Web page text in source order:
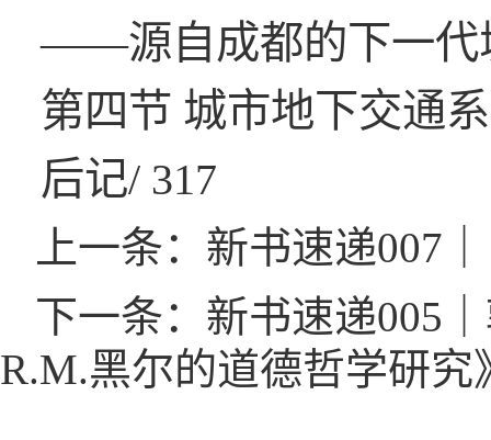
——源自成都的下一代
第四节 城市地下交通
后记/ 317
上一条：新书速递007
下一条：新书速递005
R.M.黑尔的道德哲学研究